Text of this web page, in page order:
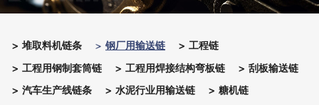
堆取料机链条 钢厂用输送链
工程链
工程用钢制套筒链
工程用焊接结构弯板链
刮板输送链
汽车生产线链条
水泥行业用输送链
糖机链